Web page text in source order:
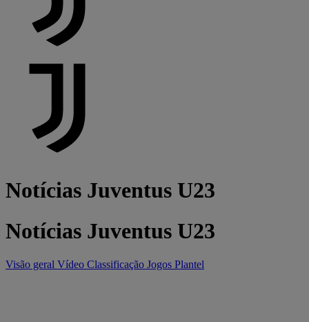
Notícias Juventus U23
Notícias Juventus U23
Visão geral Vídeo Classificação Jogos Plantel